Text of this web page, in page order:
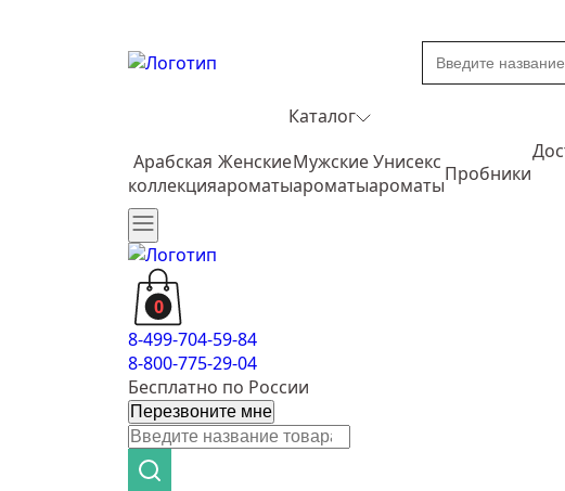
Каталог
Арабская
коллекция
Женские
ароматы
Мужские
ароматы
Унисекс
ароматыПробники
0
8-499-704-59-84
8-800-775-29-04
Бесплатно по России
Перезвоните мне